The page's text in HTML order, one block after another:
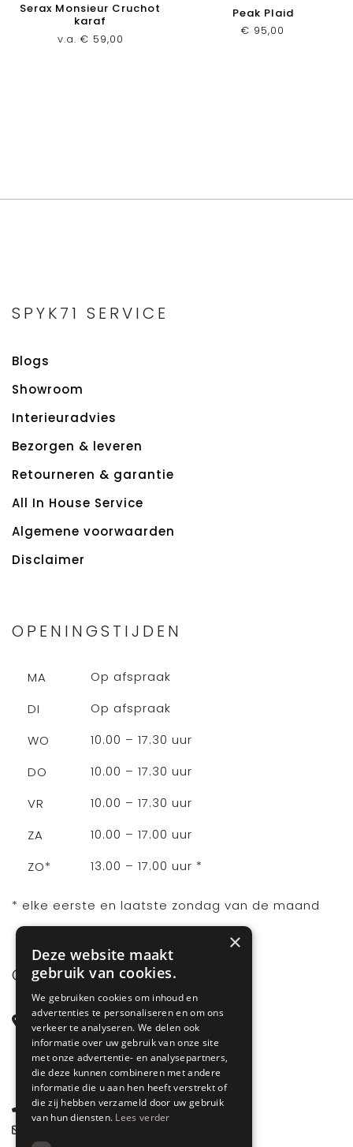
Serax Monsieur Cruchot
karaf
v.a. € 59,00
Peak Plaid
€ 95,00
SPYK71 SERVICE
Blogs
Showroom
Interieuradvies
Bezorgen & leveren
Retourneren & garantie
All In House Service
Algemene voorwaarden
Disclaimer
OPENINGSTIJDEN
MA
Op afspraak
DI
Op afspraak
WO
10.00 – 17.30 uur
DO
10.00 – 17.30 uur
VR
10.00 – 17.30 uur
ZA
10.00 – 17.00 uur
ZO*
13.00 – 17.00 uur *
* elke eerste en laatste zondag van de maand
CONTACT
Steenstraat 71
6828 CD Arnhem
Gelderland
085 877 0704
×
Deze website maakt
gebruik van cookies.
We gebruiken cookies om inhoud en
advertenties te personaliseren en om ons
verkeer te analyseren. We delen ook
informatie over uw gebruik van onze site
met onze advertentie- en analysepartners,
die deze kunnen combineren met andere
informatie die u aan hen heeft verstrekt of
die zij hebben verzameld door uw gebruik
van hun diensten. Lees verder